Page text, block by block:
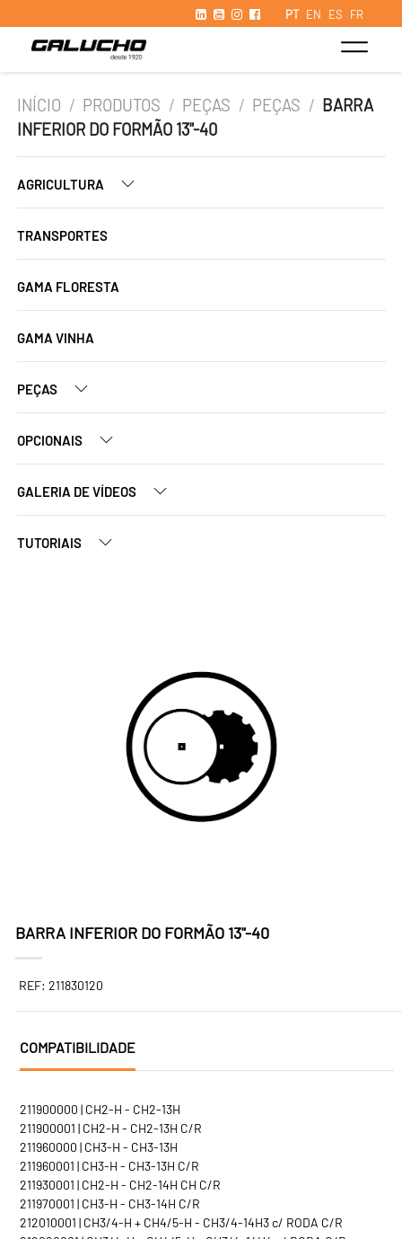
PT EN ES FR
INÍCIO / PRODUTOS / PEÇAS / PEÇAS / BARRA
INFERIOR DO FORMÃO 13"-40
AGRICULTURA
TRANSPORTES
GAMA FLORESTA
GAMA VINHA
PEÇAS
OPCIONAIS
GALERIA DE VÍDEOS
TUTORIAIS
BARRA INFERIOR DO FORMÃO 13"-40
REF: 211830120
COMPATIBILIDADE
211900000 | CH2-H - CH2-13H
211900001 | CH2-H - CH2-13H C/R
211960000 | CH3-H - CH3-13H
211960001 | CH3-H - CH3-13H C/R
211930001 | CH2-H - CH2-14H CH C/R
211970001 | CH3-H - CH3-14H C/R
212010001 | CH3/4-H + CH4/5-H - CH3/4-14H3 c/ RODA C/R